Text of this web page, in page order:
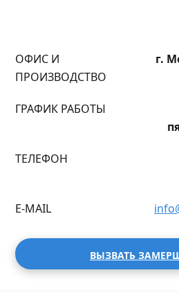
ОФИС И
ПРОИЗВОДСТВО
г.
ГРАФИК РАБОТЫ
ТЕЛЕФОН
E-MAIL
ВЫЗВАТЬ